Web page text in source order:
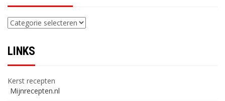
Categorieën
LINKS
Kerst recepten
Mijnrecepten.nl